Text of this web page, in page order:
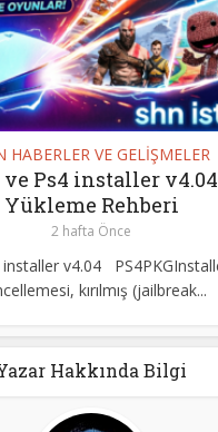
HABERLER VE GELİŞMELER
ve Ps4 installer v4.04
Yükleme Rehberi
2 hafta Önce
installer v4.04
kırılmış (jailbreak...
Hakkında Bilgi